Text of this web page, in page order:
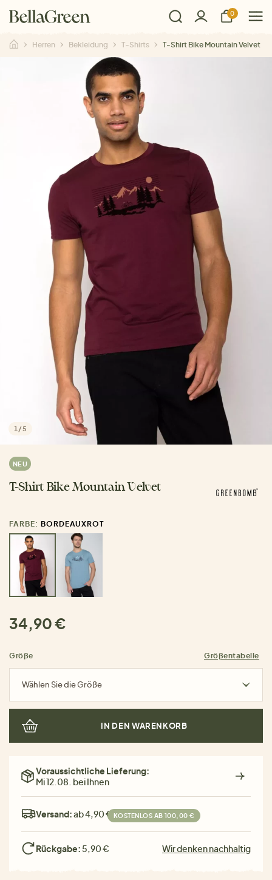
0
Herren Bekleidung T-Shirts T-Shirt Bike Mountain Velvet
1 /5
NEU
T-Shirt Bike Mountain Velvet
FARBE: BORDEAUXROT
34,90 €
Größe Größentabelle
Wählen Sie die Größe
IN DEN WARENKORB
Voraussichtliche Lieferung:
Mi 12.08. bei Ihnen
Versand:ab 4,90 € KOSTENLOS AB 100,00 €
Rückgabe: 5,90 € Wir denken nachhaltig